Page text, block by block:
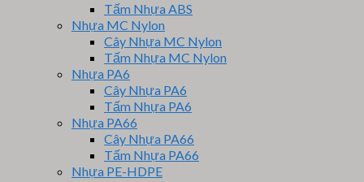
Tấm Nhựa ABS
Nhựa MC Nylon
Cây Nhựa MC Nylon
Tấm Nhựa MC Nylon
Nhựa PA6
Cây Nhựa PA6
Tấm Nhựa PA6
Nhựa PA66
Cây Nhựa PA66
Tấm Nhựa PA66
Nhựa PE-HDPE